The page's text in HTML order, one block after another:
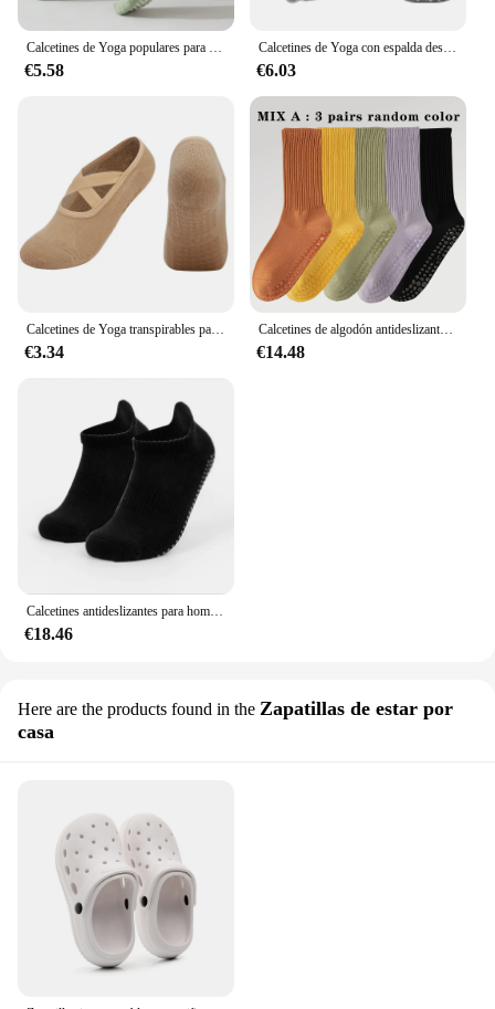
Calcetines de Yoga populares para mujer, medias antideslizantes profesionales, Pilates, deportes, Verano
€5.58
Calcetines de Yoga con espalda descubierta para mujer, medias antideslizantes de algodón para mujer, medias de Ballet para baile, medias transpirables abiertas para Fitness, calcetines deportivos para Pilates
€6.03
Calcetines de Yoga transpirables para mujer, medias de vendaje antideslizante de silicona para Pilates, Ballet, baile, Fitness, entrenamiento, algodón
€3.34
Calcetines de algodón antideslizantes para Yoga, medias de longitud media, Color sólido, Fitness, Pilates, deportes para mujer, 3 pares
€14.48
Calcetines antideslizantes para hombre y mujer, medias atléticas con agarre para Pilates, Yoga, Barre, Ballet, descalzo, entrenamiento, gimnasio, Fitness, hogar, 4 pares
€18.46
Here are the products found in the Zapatillas de estar por
casa